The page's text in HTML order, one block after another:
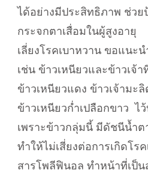
ได้อย่างมีประสิทธิภาพ ช่วย
กระจกตาเสื่อมในผู้สูงอา
เลี่ยงโรคเบาหวาน ขอแนะ
เช่น ข้าวเหนียวและข้าวเจ้
ข้าวเหนียวแดง ข้าวเจ้ามะ
ข้าวเหนียวก่ำเปลือกขาว ไ
เพราะข้าวกลุ่มนี้ มีดัชนีน้ำต
ทำให้ไม่เสี่ยงต่อการเกิดโร
สารโพลีฟินอล ทำหน้าที่เป็